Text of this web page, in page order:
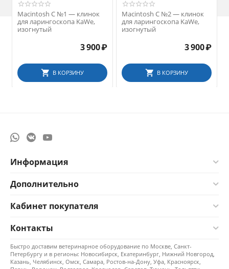
Macintosh С №1 — клинок
для ларингоскопа KaWe,
изогнутый
3 900₽
В КОРЗИНУ
Macintosh С №2 — клинок
для ларингоскопа KaWe,
изогнутый
3 900₽
В КОРЗИНУ
Информация
Дополнительно
Кабинет покупателя
Контакты
Быстро доставим ветеринарное оборудование по Москве, Санкт-
Петербургу и в регионы: Новосибирск, Екатеринбург, Нижний Новгород,
Казань, Челябинск, Омск, Самара, Ростов-на-Дону, Уфа, Красноярск,